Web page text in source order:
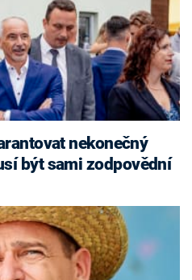
být sami zodpovědní